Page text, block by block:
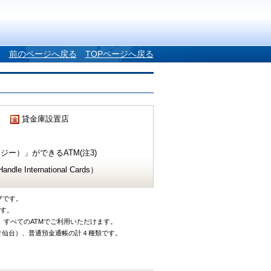
前のページへ戻る TOPページへ戻る
貸金庫設置店
ー）」ができるATM(注3)
International Cards）
す。
。
べてのATMでご利用いただけます。
台）、普通預金通帳の計４種類です。